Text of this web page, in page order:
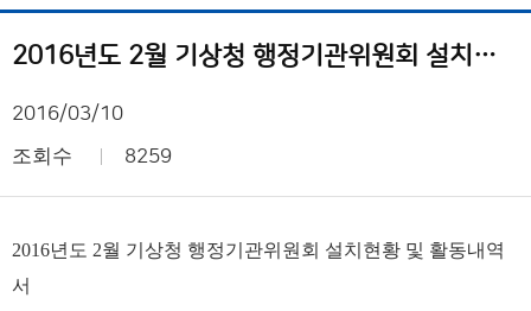
2016년도 2월 기상청 행정기관위원회 설치현황 및 활동내역서
2016/03/10
조회수 8259
2016년도 2월 기상청 행정기관위원회 설치현황 및 활동내역
서